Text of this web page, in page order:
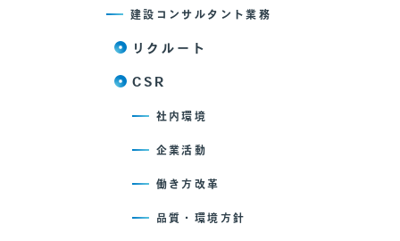
建設コンサルタント業務
リクルート
CSR
社内環境
企業活動
働き方改革
品質・環境方針